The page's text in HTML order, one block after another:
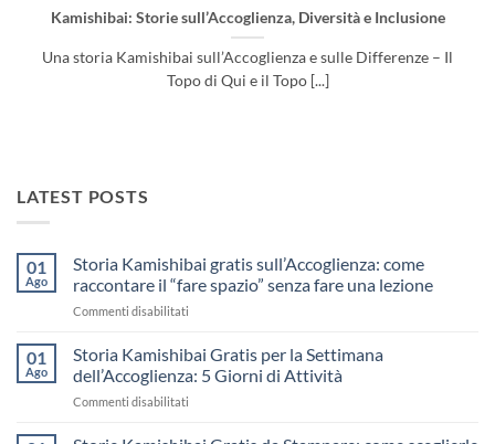
Kamishibai: Storie sull’Accoglienza, Diversità e Inclusione
Una storia Kamishibai sull’Accoglienza e sulle Differenze – Il
Topo di Qui e il Topo [...]
LATEST POSTS
01
Ago
Storia Kamishibai gratis sull’Accoglienza: come
raccontare il “fare spazio” senza fare una lezione
Commenti disabilitati
Kamishibai
sull’Accoglienza:
01
Ago
Storia Kamishibai Gratis per la Settimana
dell’Accoglienza: 5 Giorni di Attività
Commenti disabilitati
Kamishibai